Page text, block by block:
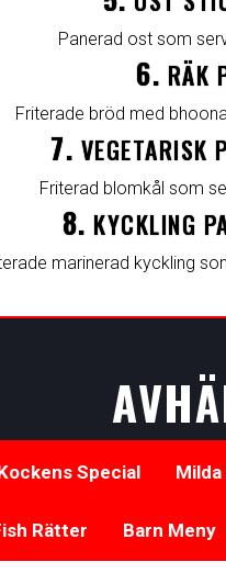
Panerad ost som
6. RÄK
Friterade bröd med
7. VEGETARISK
Friterad blomkål som
8. KYCKLING
marinerad kyckling
Special
Rätter Barn Meny